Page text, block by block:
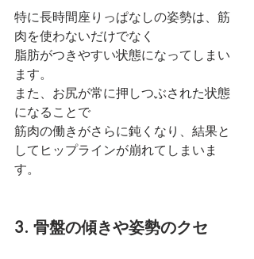
特に長時間座りっぱなしの姿勢は、筋
肉を使わないだけでなく
脂肪がつきやすい状態になってしまい
ます。
また、お尻が常に押しつぶされた状態
になることで
筋肉の働きがさらに鈍くなり、結果と
してヒップラインが崩れてしまいま
す。
3. 骨盤の傾きや姿勢のクセ